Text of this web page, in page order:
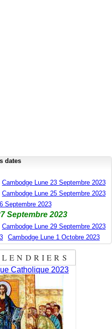
dates
Cambodge Lune 23 Septembre 2023
Cambodge Lune 25 Septembre 2023
Septembre 2023
Septembre 2023
Cambodge Lune 29 Septembre 2023
Cambodge Lune 1 Octobre 2023
Catholique 2023